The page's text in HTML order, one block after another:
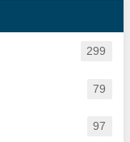
299
79
97